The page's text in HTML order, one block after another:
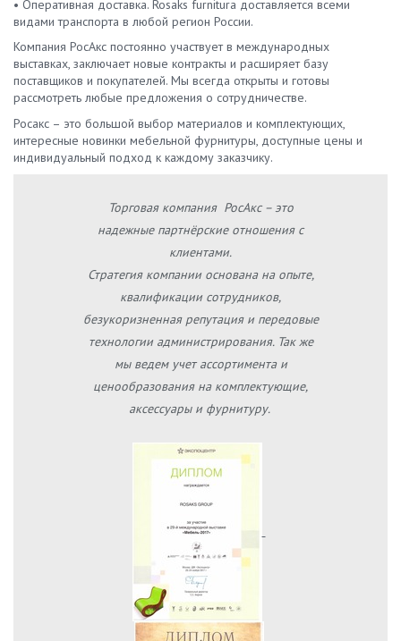
• Оперативная доставка. Rosaks furnitura доставляется всеми
видами транспорта в любой регион России.
Компания РосАкс постоянно участвует в международных
выставках, заключает новые контракты и расширяет базу
поставщиков и покупателей. Мы всегда открыты и готовы
рассмотреть любые предложения о сотрудничестве.
Росакс – это большой выбор материалов и комплектующих,
интересные новинки мебельной фурнитуры, доступные цены и
индивидуальный подход к каждому заказчику.
Торговая компания РосАкс – это
надежные партнёрские отношения с
клиентами.
Стратегия компании основана на опыте,
квалификации сотрудников,
безукоризненная репутация и передовые
технологии администрирования. Так же
мы ведем учет ассортимента и
ценообразования на комплектующие,
аксессуары и фурнитуру.